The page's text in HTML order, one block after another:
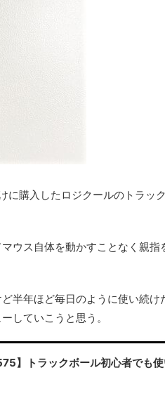
購入したロジクールのトラッ
ウス自体を動かすことなく親指
半年ほど毎日のように使い続け
していこうと思う。
】トラックボール初心者でも